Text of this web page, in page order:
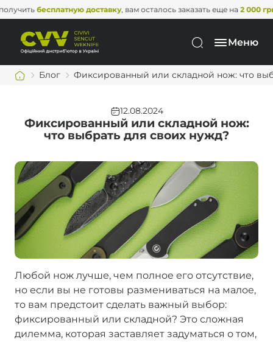
доставку, вам осталось заказать еще на2 000 грн. Не
Меню
Блог Фиксированный или складной нож: что
12.08.2024
Фиксированный или складной нож:
что выбрать для своих нужд?
Любой нож лучше, чем полное его отсутствие,
но если вы не готовы размениваться на малое,
то вам предстоит сделать важный выбор:
фиксированный или складной? Это сложная
дилемма, которая заставляет задуматься о том,